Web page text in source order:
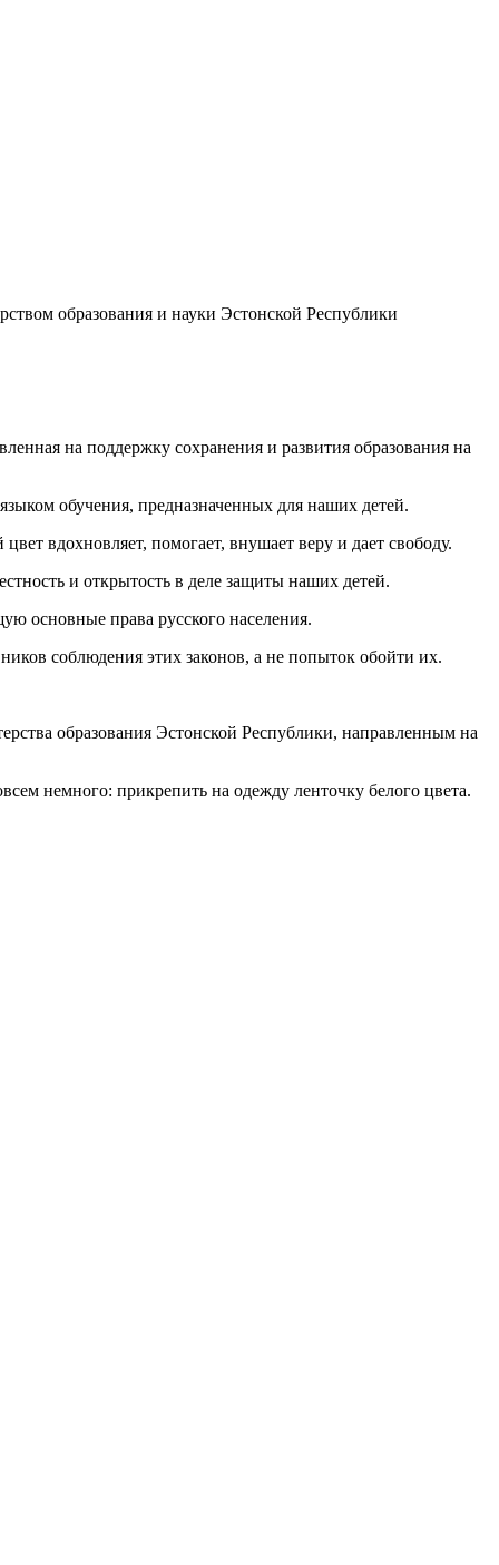
образования и науки Эстонской Республики
на поддержку сохранения и развития образования на
обучения, предназначенных для наших детей.
вдохновляет, помогает, внушает веру и дает свободу.
и открытость в деле защиты наших детей.
основные права русского населения.
соблюдения этих законов, а не попыток обойти их.
образования Эстонской Республики, направленным на
немного: прикрепить на одежду ленточку белого цвета.